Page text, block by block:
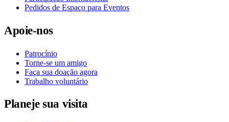
Pedidos de Espaço para Eventos
Apoie-nos
Patrocínio
Torne-se um amigo
Faça sua doação agora
Trabalho voluntário
Planeje sua visita